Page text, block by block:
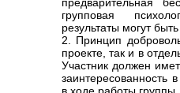
групповая
результаты могут
2. Принцип
проекте, так и в
Участник должен
заинтересованность
в ходе работы группы.